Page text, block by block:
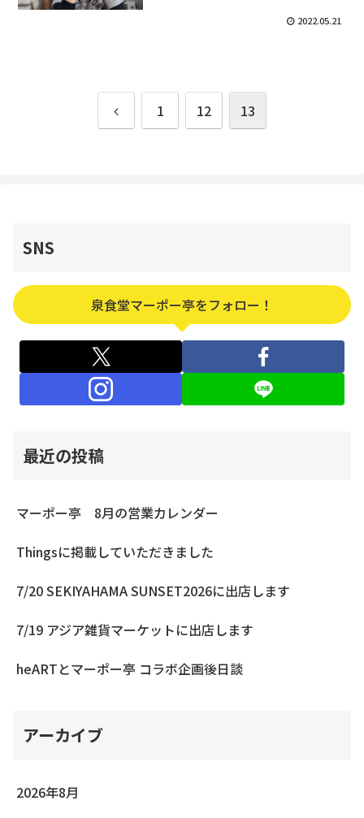
2022.05.21
前
1 12 13
SNS
泉食堂マーポー亭をフォロー！
最近の投稿
マーポー亭 8月の営業カレンダー
Thingsに掲載していただきました
7/20 SEKIYAHAMA SUNSET2026に出店します
7/19 アジア雑貨マーケットに出店します
heARTとマーポー亭 コラボ企画後日談
アーカイブ
2026年8月